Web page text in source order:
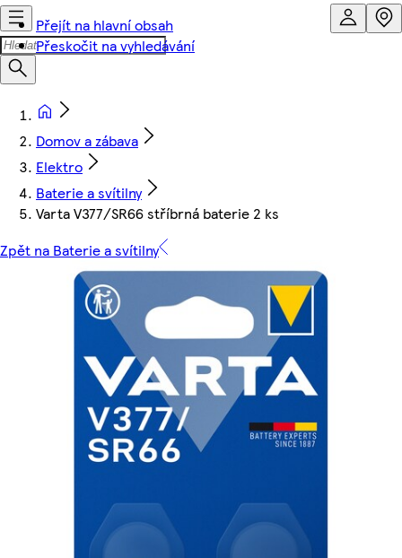
Přejít na hlavní obsah
Přeskočit na vyhledávání
Domov a zábava
Elektro
Baterie a svítilny
Varta V377/SR66 stříbrná baterie 2 ks
Zpět na Baterie a svítilny